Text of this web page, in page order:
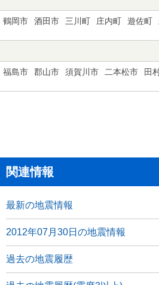
鶴岡市 酒田市 三川町 庄内町 遊佐町
福島市 郡山市 須賀川市 二本松市 田
関連情報
最新の地震情報
2012年07月30日の地震情報
過去の地震履歴